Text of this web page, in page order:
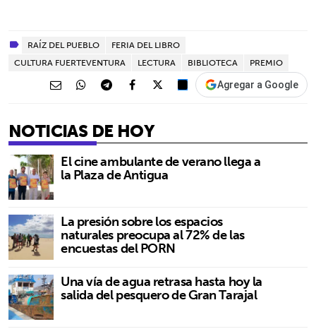
RAÍZ DEL PUEBLO
FERIA DEL LIBRO
CULTURA FUERTEVENTURA
LECTURA BIBLIOTECA PREMIO
Agregar a Google
NOTICIAS DE HOY
El cine ambulante de verano llega a
la Plaza de Antigua
La presión sobre los espacios
naturales preocupa al 72% de las
encuestas del PORN
Una vía de agua retrasa hasta hoy la
salida del pesquero de Gran Tarajal